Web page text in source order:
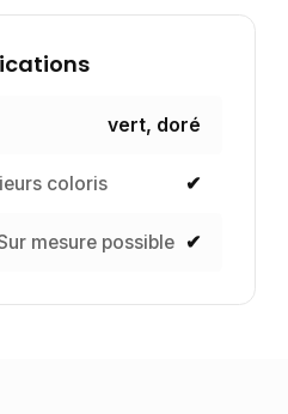
vert, doré
coloris ✔
mesure possible ✔